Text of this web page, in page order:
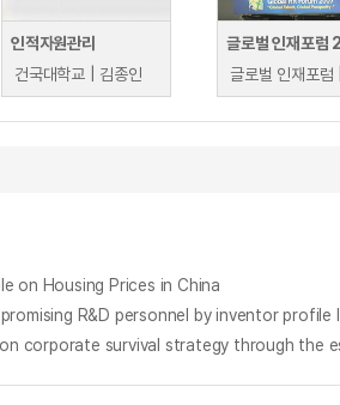
인적자원관리
건국대학교 | 김종인
on Housing Prices in China
promising R&D personnel by inventor
on corporate survival strategy through